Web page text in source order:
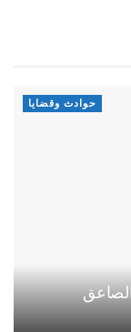
حوادث وقضايا